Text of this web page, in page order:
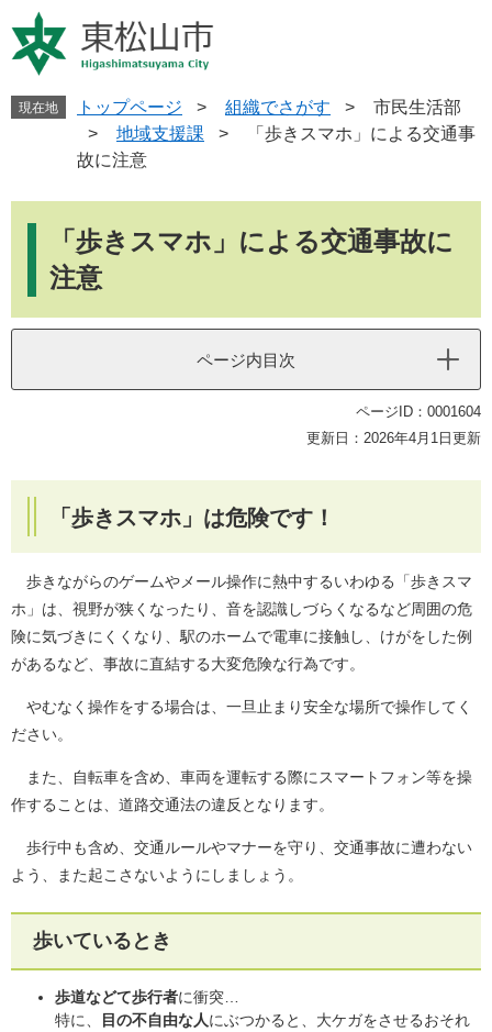
ー
ジ
ニ
ュ
現在地 トップページ > 組織でさがす >
市民生活部
>
地域支援課 >
「歩きスマホ」による交通事
故に注意
「歩きスマホ」による交通事故に
注意
ページ内目次
ページID：0001604
更新日：2026年4月1日更新
「歩きスマホ」は危険です！
歩きながらのゲームやメール操作に熱中するいわゆる「歩きスマ
ホ」は、視野が狭くなったり、音を認識しづらくなるなど周囲の危
険に気づきにくくなり、駅のホームで電車に接触し、けがをした例
があるなど、事故に直結する大変危険な行為です。
やむなく操作をする場合は、一旦止まり安全な場所で操作してく
ださい。
また、自転車を含め、車両を運転する際にスマートフォン等を操
作することは、道路交通法の違反となります。
歩行中も含め、交通ルールやマナーを守り、交通事故に遭わない
よう、また起こさないようにしましょう。
歩いているとき
歩道などて歩行者に衝突…
特に、
目の不自由な人にぶつかると、大ケガをさせるおそれ